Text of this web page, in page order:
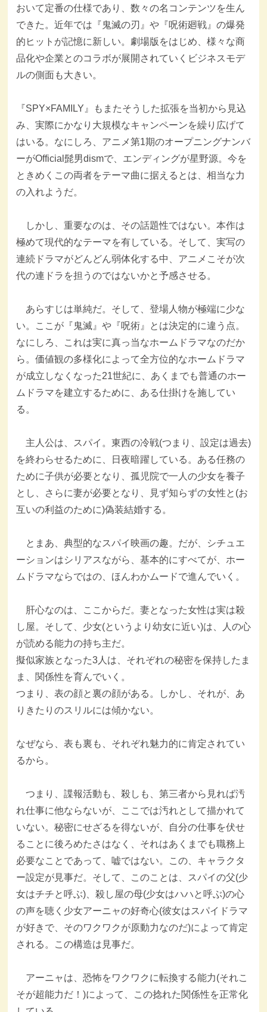
おいて定番の仕様であり、数々の名コンテンツを生ん
できた。近年では『鬼滅の刃』や『呪術廻戦』の爆発
的ヒットが記憶に新しい。劇場版をはじめ、様々な商
品化や企業とのコラボが展開されていくビジネスモデ
ルの側面も大きい。
『SPY×FAMILY』もまたそうした拡張を当初から見込
み、実際にかなり大規模なキャンペーンを繰り広げて
はいる。なにしろ、アニメ第1期のオープニングナンバ
ーがOfficial髭男dismで、エンディングが星野源。今を
ときめくこの両者をテーマ曲に据えるとは、相当な力
の入れようだ。
しかし、重要なのは、その話題性ではない。本作は
極めて現代的なテーマを有している。そして、実写の
連続ドラマがどんどん弱体化する中、アニメこそが次
代の連ドラを担うのではないかと予感させる。
あらすじは単純だ。そして、登場人物が極端に少な
い。ここが『鬼滅』や『呪術』とは決定的に違う点。
なにしろ、これは実に真っ当なホームドラマなのだか
ら。価値観の多様化によって全方位的なホームドラマ
が成立しなくなった21世紀に、あくまでも普通のホー
ムドラマを建立するために、ある仕掛けを施してい
る。
主人公は、スパイ。東西の冷戦(つまり、設定は過去)
を終わらせるために、日夜暗躍している。ある任務の
ために子供が必要となり、孤児院で一人の少女を養子
とし、さらに妻が必要となり、見ず知らずの女性と(お
互いの利益のために)偽装結婚する。
とまあ、典型的なスパイ映画の趣。だが、シチュエ
ーションはシリアスながら、基本的にすべてが、ホー
ムドラマならではの、ほんわかムードで進んでいく。
肝心なのは、ここからだ。妻となった女性は実は殺
し屋。そして、少女(というより幼女に近い)は、人の心
が読める能力の持ち主だ。
擬似家族となった3人は、それぞれの秘密を保持したま
ま、関係性を育んでいく。
つまり、表の顔と裏の顔がある。しかし、それが、あ
りきたりのスリルには傾かない。
なぜなら、表も裏も、それぞれ魅力的に肯定されてい
るから。
つまり、諜報活動も、殺しも、第三者から見れば汚
れ仕事に他ならないが、ここでは汚れとして描かれて
いない。秘密にせざるを得ないが、自分の仕事を伏せ
ることに後ろめたさはなく、それはあくまでも職務上
必要なことであって、嘘ではない。この、キャラクタ
ー設定が見事だ。そして、このことは、スパイの父(少
女はチチと呼ぶ)、殺し屋の母(少女はハハと呼ぶ)の心
の声を聴く少女アーニャの好奇心(彼女はスパイドラマ
が好きで、そのワクワクが原動力なのだ)によって肯定
される。この構造は見事だ。
アーニャは、恐怖をワクワクに転換する能力(それこ
そが超能力だ！)によって、この捻れた関係性を正常化